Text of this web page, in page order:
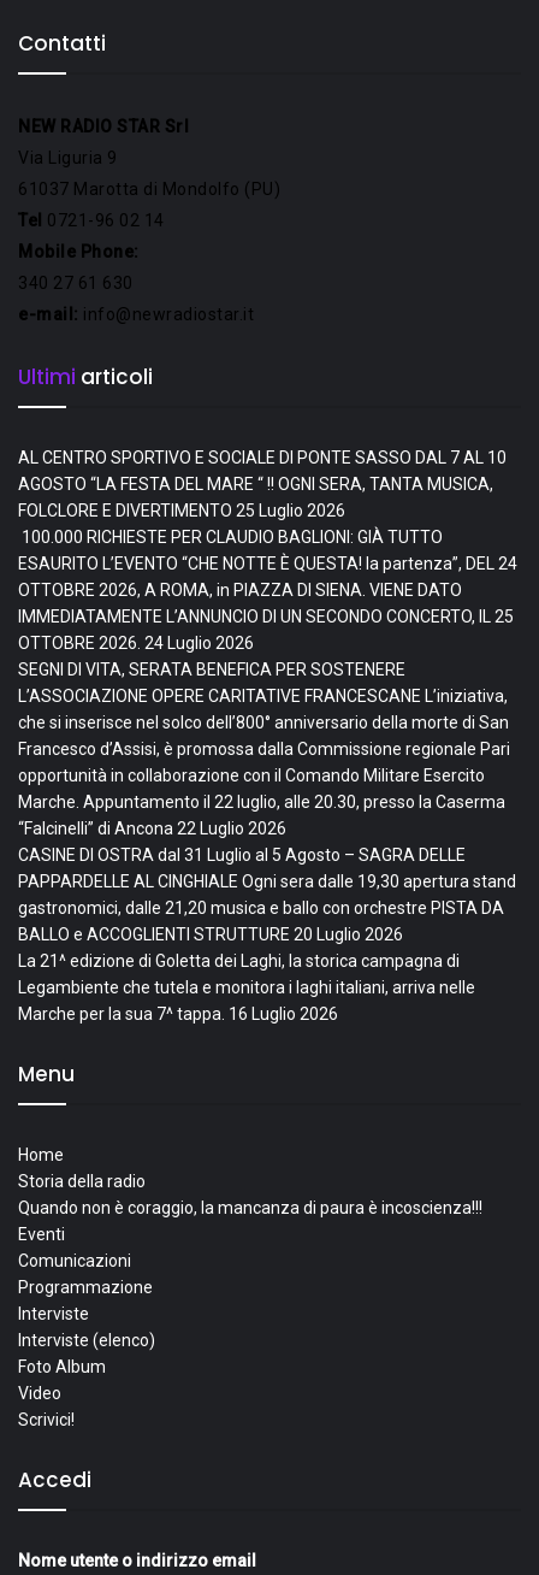
Contatti
NEW RADIO STAR Srl
Via Liguria 9
61037 Marotta di Mondolfo (PU)
Tel 0721-96 02 14
Mobile Phone:
340 27 61 630
e-mail: info@newradiostar.it
Ultimi articoli
AL CENTRO SPORTIVO E SOCIALE DI PONTE SASSO DAL 7 AL 10
AGOSTO “LA FESTA DEL MARE “ !! OGNI SERA, TANTA MUSICA,
FOLCLORE E DIVERTIMENTO 25 Luglio 2026
100.000 RICHIESTE PER CLAUDIO BAGLIONI: GIÀ TUTTO
ESAURITO L’EVENTO “CHE NOTTE È QUESTA! la partenza”, DEL 24
OTTOBRE 2026, A ROMA, in PIAZZA DI SIENA. VIENE DATO
IMMEDIATAMENTE L’ANNUNCIO DI UN SECONDO CONCERTO, IL 25
OTTOBRE 2026. 24 Luglio 2026
SEGNI DI VITA, SERATA BENEFICA PER SOSTENERE
L’ASSOCIAZIONE OPERE CARITATIVE FRANCESCANE L’iniziativa,
che si inserisce nel solco dell’800° anniversario della morte di San
Francesco d’Assisi, è promossa dalla Commissione regionale Pari
opportunità in collaborazione con il Comando Militare Esercito
Marche. Appuntamento il 22 luglio, alle 20.30, presso la Caserma
“Falcinelli” di Ancona 22 Luglio 2026
CASINE DI OSTRA dal 31 Luglio al 5 Agosto – SAGRA DELLE
PAPPARDELLE AL CINGHIALE Ogni sera dalle 19,30 apertura stand
gastronomici, dalle 21,20 musica e ballo con orchestre PISTA DA
BALLO e ACCOGLIENTI STRUTTURE 20 Luglio 2026
La 21^ edizione di Goletta dei Laghi, la storica campagna di
Legambiente che tutela e monitora i laghi italiani, arriva nelle
Marche per la sua 7^ tappa. 16 Luglio 2026
Menu
Home
Storia della radio
Quando non è coraggio, la mancanza di paura è incoscienza!!!
Eventi
Comunicazioni
Programmazione
Interviste
Interviste (elenco)
Foto Album
Video
Scrivici!
Accedi
Nome utente o indirizzo email